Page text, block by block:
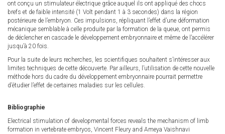
ont conçu un stimulateur électrique grâce auquel ils ont appliqué des chocs
brefs et de faible intensité (1 Volt pendant 1 à 3 secondes) dans la région
postérieure de l’embryon. Ces impulsions, répliquant l’effet d’une déformation
mécanique semblable à celle produite par la formation de la queue, ont permis
de déclencher en cascade le développement embryonnaire et même de l’accélérer
jusqu’à 20 fois.
Pour la suite de leurs recherches, les scientifiques souhaitent s’intéresser aux
limites techniques de cette découverte. Par ailleurs, l’utilisation de cette nouvelle
méthode hors du cadre du développement embryonnaire pourrait permettre
d’étudier l’effet de certaines maladies sur les cellules.
Bibliographie
Electrical stimulation of developmental forces reveals the mechanism of limb
formation in vertebrate embryos, Vincent Fleury and Ameya Vaishnavi